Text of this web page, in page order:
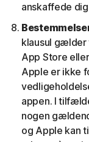
anskaffede dig
klausul gælder
App Store
Apple er ikke
appen. I
nogen
og Apple kan